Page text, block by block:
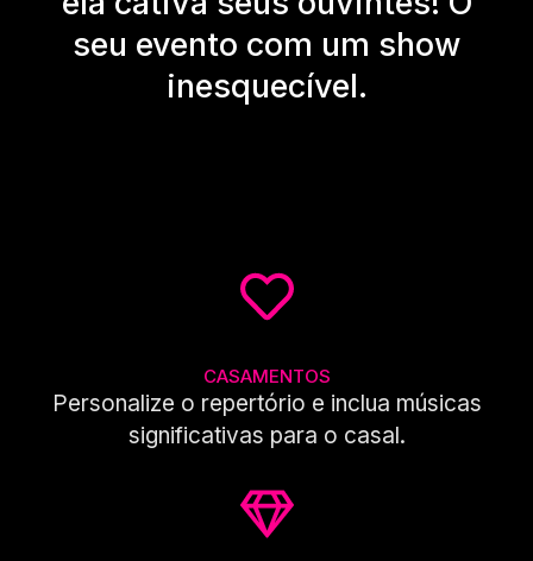
seu evento com um show
inesquecível.
CASAMENTOS
Personalize o repertório e inclua músicas
significativas para o casal.